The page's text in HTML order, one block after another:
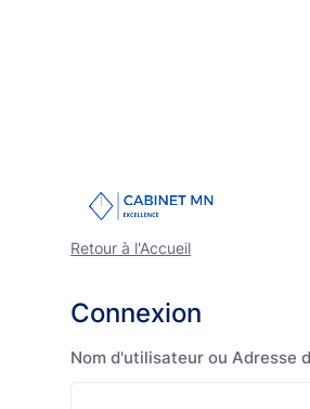
Retour à l'Accueil
Connexion
Nom d'utilisateur ou Adresse